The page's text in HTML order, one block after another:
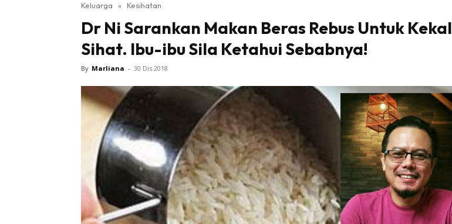
Keluarga » Kesihatan
Dr Ni Sarankan Makan Beras Rebus Untuk Kekal
Sihat. Ibu-ibu Sila Ketahui Sebabnya!
By Marliana - 30 Dis 2018